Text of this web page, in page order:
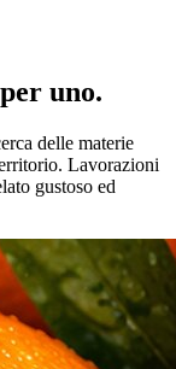
uno.
delle materie
Lavorazioni
gustoso ed